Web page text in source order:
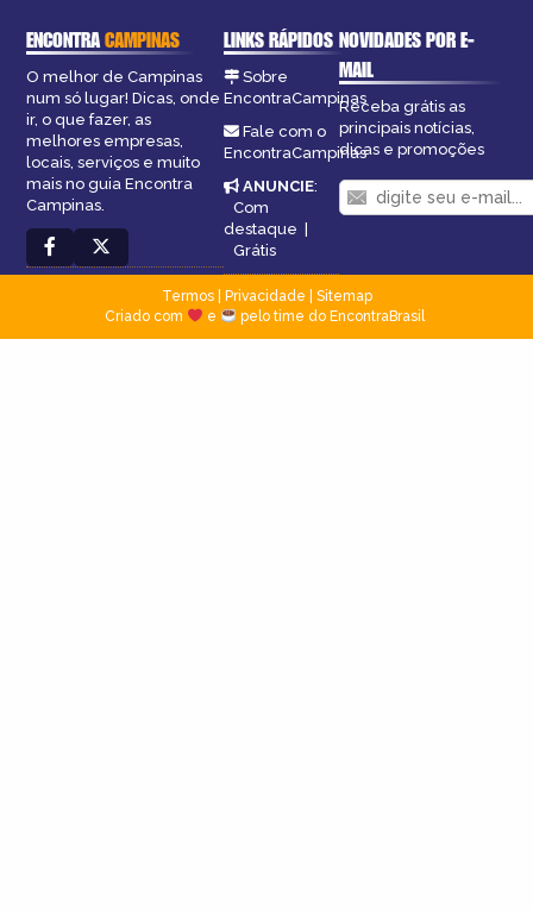
ENCONTRACAMPINAS
O melhor de Campinas
num só lugar! Dicas, onde
ir, o que fazer, as
melhores empresas,
locais, serviços e muito
mais no guia Encontra
Campinas.
LINKS RÁPIDOS
Sobre
EncontraCampinas
Fale com o
EncontraCampinas
ANUNCIE:
Com
destaque |
Grátis
NOVIDADES POR E-
MAIL
Receba grátis as
principais notícias,
dicas e promoções
Termos| Privacidade
Sitemap
Criado com
e pelo time do EncontraBrasil